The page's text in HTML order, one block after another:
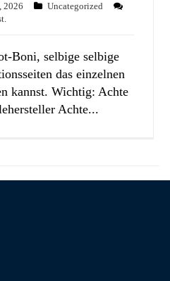
2026
Uncategorized
Boni, selbige selbige
das einzelnen
kannst. Wichtig: Achte
Achte...